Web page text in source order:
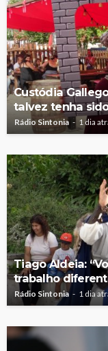
Custódia
talvez tenha
Rádio Sintonia 1 dia
Tiago Aldeia:
trabalho
Rádio Sintonia 1 dia